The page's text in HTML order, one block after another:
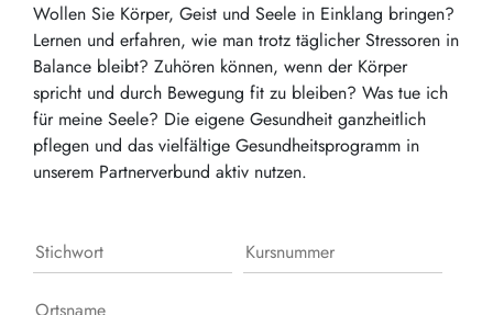
Wollen Sie Körper, Geist und Seele in Einklang bringen?
Lernen und erfahren, wie man trotz täglicher Stressoren in
Balance bleibt? Zuhören können, wenn der Körper
spricht und durch Bewegung fit zu bleiben? Was tue ich
für meine Seele? Die eigene Gesundheit ganzheitlich
pflegen und das vielfältige Gesundheitsprogramm in
unserem Partnerverbund aktiv nutzen.